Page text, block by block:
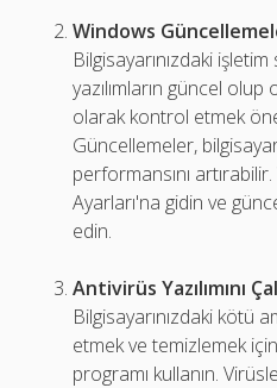
Windows
Bilgisayarınızdaki
yazılımların güncel olup
olarak kontrol etmek
Güncellemeler,
performansını
Ayarları'na gidin ve
edin.
Antivirüs Yazılımını
Bilgisayarınızdaki kötü
etmek ve temizlemek
programı kullanın.